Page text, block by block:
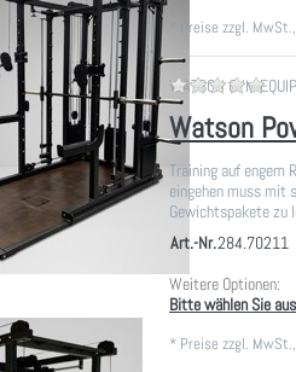
* Preise zzgl.
WATSON GYM Zu
Watson
Training auf engem
eingehen muss mit
Gewichtspakete zu
Art.-Nr.284.70211
Weitere Optionen:
Bitte wählen Sie
* Preise zzgl.